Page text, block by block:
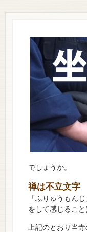
でしょうか。
禅は不立文字
「ふりゅうもん
をして感じるこ
上記のとおり当